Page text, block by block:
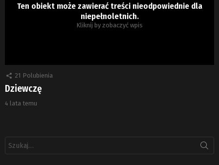
Ten obiekt może zawierać treści nieodpowiednie dla
niepełnoletnich.
Kliknij by zobaczyć wpis
21 Polubienia
Dziewczę
4 lata temu